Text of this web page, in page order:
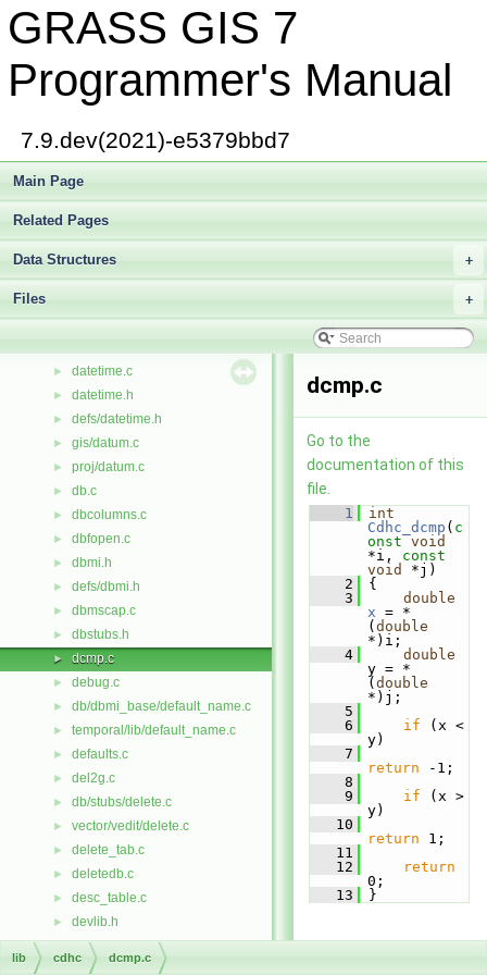
GRASS GIS 7
Programmer's Manual
7.9.dev(2021)-e5379bbd7
Main Page
Related Pages
+
Data Structures
+
Files
► d_mkdir.c
► d_opendb.c
► d_openselect.c
d_openupdate.c
d_priv.c
d_rows.c
► d_update.c
► d_version.c
► dagstndn.c
► dalloc.c
► dangles.c
► dataquad.h
► datetime.c
► datetime.h
► defs/datetime.h
► gis/datum.c
► proj/datum.c
► db.c
► dbcolumns.c
► dbfopen.c
► dbmi.h
► defs/dbmi.h
► dbmscap.c
► dbstubs.h
► dcmp.c
► debug.c
► db/dbmi_base/default_name.c
► temporal/lib/default_name.c
► defaults.c
► del2g.c
► db/stubs/delete.c
► vector/vedit/delete.c
► delete_tab.c
► deletedb.c
► desc_table.c
►
devlib.h
dgl.h
dgraph.c
dcmp.c
Go to the
documentation of this
file.
    1
int
Cdhc_dcmp ( c
onst void
*i, const
void
*j)
    2
{
    3
double
x = *
( double
*)i;
    4
double
y = *
( double
*)j;
    5
    6
if (x <
y)
    7
return -1;
    8
    9
if (x >
y)
   10
return 1;
   11
   12
return
0;
   13
}
lib cdhc dcmp.c